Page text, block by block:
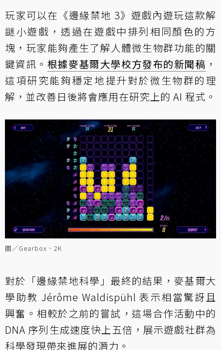
玩家可以在《邊緣禁地 3》遊戲內遊玩這款解
謎小遊戲，透過在遊戲中排列相同顏色的方
塊，玩家能夠產生了解人體微生物群功能的關
鍵資訊。 根據麥基爾大學校方發布的新聞稿 ，
這項研究能夠穩定地提升對於微生物群的理
解，並改善日後將會應用在研究上的 AI 程式。
圖／Gearbox、2K
對於「邊緣禁地科學」最終的結果，麥基爾大
學助教 Jérôme Waldispühl 表示相當驚訝且
興奮。相較於之前的嘗試，這場合作活動中的
DNA 序列生成速度快上五倍，展示遊戲社群為
科學發現帶來進展的潛力。